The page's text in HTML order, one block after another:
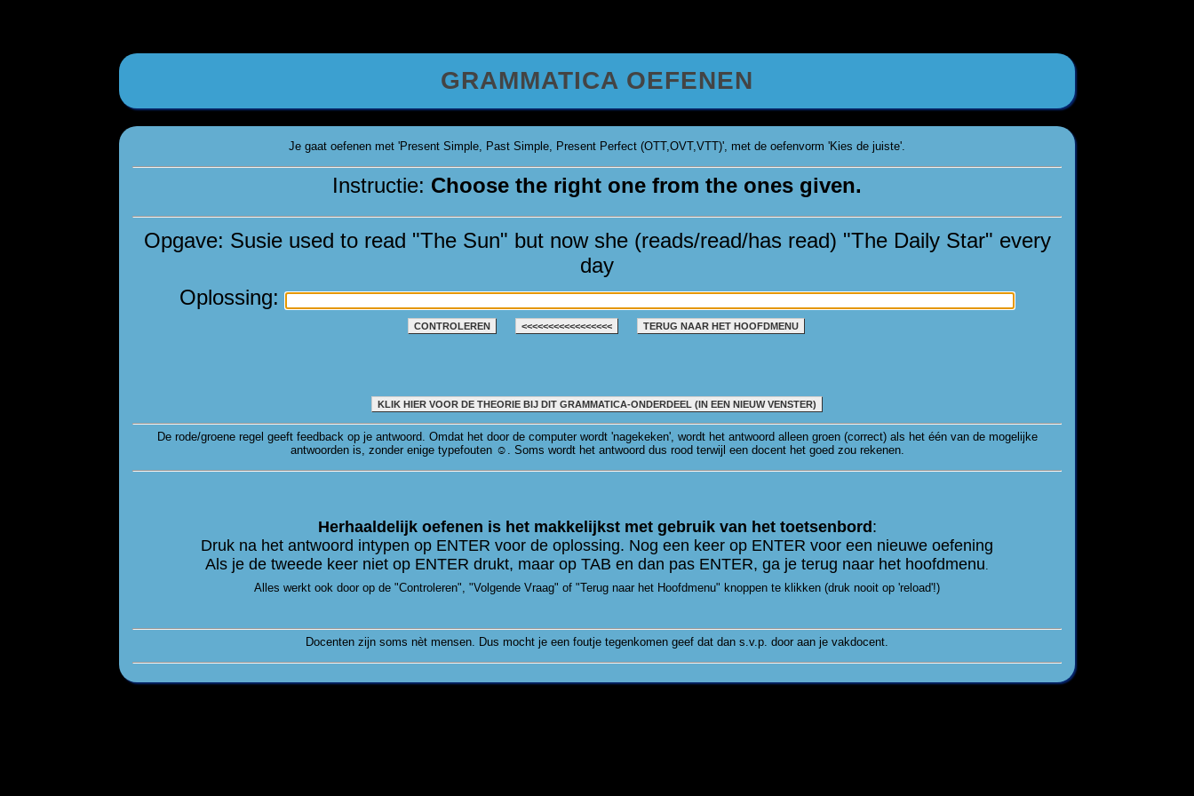
GRAMMATICA OEFENEN
Je gaat oefenen met 'Present Simple, Past Simple, Present Perfect (OTT,OVT,VTT)', met de oefenvorm 'Kies de juiste'.
Instructie: Choose the right one from the ones given.
Opgave: Susie used to read "The Sun" but now she (reads/read/has read) "The Daily Star" every
day
Oplossing:
CONTROLEREN <<<<<<<<<<<<<<<<< TERUG NAAR HET HOOFDMENU
KLIK HIER VOOR DE THEORIE BIJ DIT GRAMMATICA-ONDERDEEL (IN EEN NIEUW VENSTER)
De rode/groene regel geeft feedback op je antwoord. Omdat het door de computer wordt 'nagekeken', wordt het antwoord alleen groen (correct) als het één van de mogelijke
antwoorden is, zonder enige typefouten ☺. Soms wordt het antwoord dus rood terwijl een docent het goed zou rekenen.
Herhaaldelijk oefenen is het makkelijkst met gebruik van het toetsenbord :
Druk na het antwoord intypen op ENTER voor de oplossing. Nog een keer op ENTER voor een nieuwe oefening
Als je de tweede keer niet op ENTER drukt, maar op TAB en dan pas ENTER, ga je terug naar het hoofdmenu.
Alles werkt ook door op de "Controleren", "Volgende Vraag" of "Terug naar het Hoofdmenu" knoppen te klikken (druk nooit op 'reload'!)
Docenten zijn soms nèt mensen. Dus mocht je een foutje tegenkomen geef dat dan s.v.p. door aan je vakdocent.